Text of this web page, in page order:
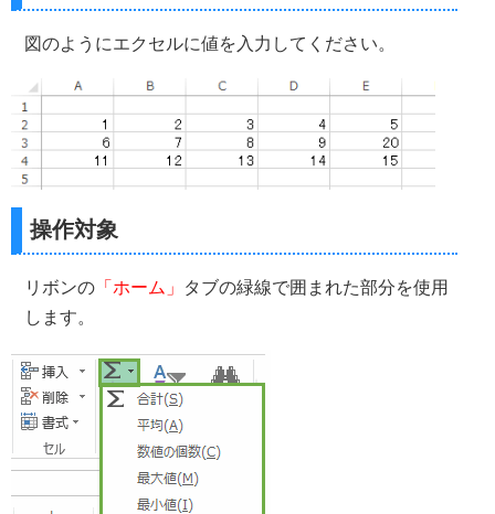
図のようにエクセルに値を入力してください。
操作対象
リボンの 「ホーム」
タブの緑線で囲まれた部分を使用
します。